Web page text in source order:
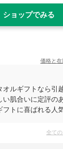
ショップでみる
価格と在
オルギフトなら引
い肌合いに定評の
トに喜ばれる人
全て